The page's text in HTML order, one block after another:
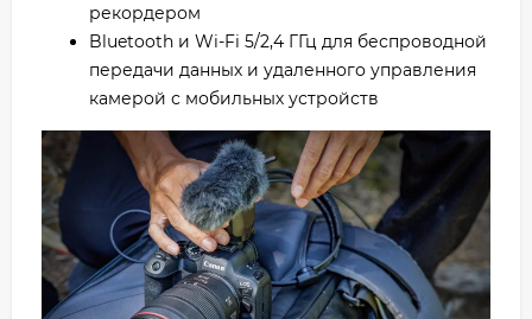
рекордером
Bluetooth и Wi-Fi 5/2,4 ГГц для беспроводной
передачи данных и удаленного управления
камерой с мобильных устройств